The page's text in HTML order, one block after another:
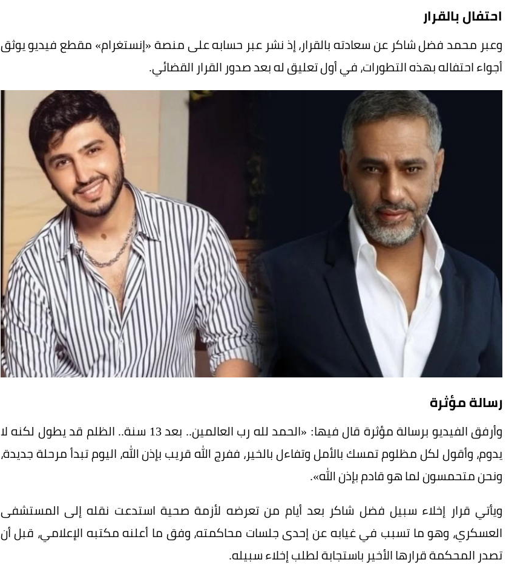
احتفال بالقرار
وعبر محمد فضل شاكر عن سعادته بالقرار، إذ نشر عبر حسابه على منصة «إنستغرام» مقطع فيديو يوثق
أجواء احتفاله بهذه التطورات، في أول تعليق له بعد صدور القرار القضائي.
رسالة مؤثرة
وأرفق الفيديو برسالة مؤثرة قال فيها: «الحمد لله رب العالمين.. بعد 13 سنة.. الظلم قد يطول لكنه لا
يدوم، وأقول لكل مظلوم تمسك بالأمل وتفاءل بالخير، ففرج الله قريب بإذن الله، اليوم تبدأ مرحلة جديدة،
ونحن متحمسون لما هو قادم بإذن الله».
ويأتي قرار إخلاء سبيل فضل شاكر بعد أيام من تعرضه لأزمة صحية استدعت نقله إلى المستشفى
العسكري، وهو ما تسبب في غيابه عن إحدى جلسات محاكمته، وفق ما أعلنه مكتبه الإعلامي، قبل أن
تصدر المحكمة قرارها الأخير باستجابة لطلب إخلاء سبيله.